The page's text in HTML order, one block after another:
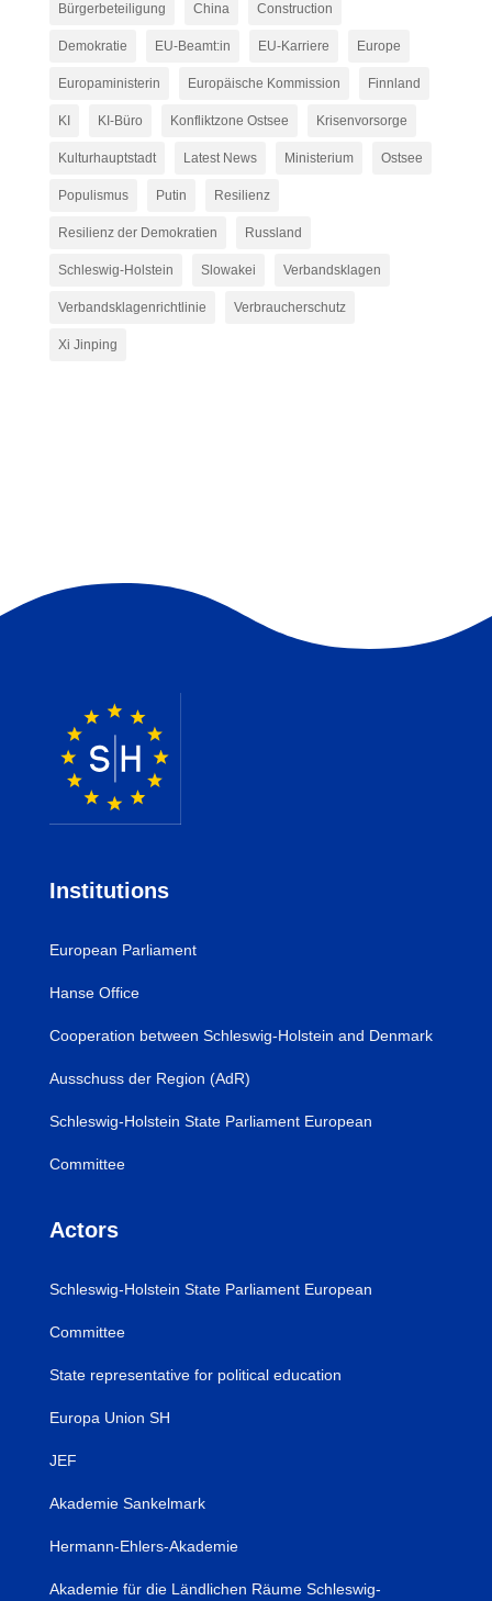
Bürgerbeteiligung China Construction
Demokratie EU-Beamt:in EU-Karriere Europe
Europaministerin Europäische Kommission Finnland
KI KI-Büro Konfliktzone Ostsee Krisenvorsorge
Kulturhauptstadt Latest News Ministerium Ostsee
Populismus Putin Resilienz
Resilienz der Demokratien Russland
Schleswig-Holstein Slowakei Verbandsklagen
Verbandsklagenrichtlinie Verbraucherschutz
Xi Jinping
Institutions
European Parliament
Hanse Office
Cooperation between Schleswig-Holstein and Denmark
Ausschuss der Region (AdR)
Schleswig-Holstein State Parliament European
Committee
Actors
Schleswig-Holstein State Parliament European
Committee
State representative for political education
Europa Union SH
JEF
Akademie Sankelmark
Hermann-Ehlers-Akademie
Akademie für die Ländlichen Räume Schleswig-